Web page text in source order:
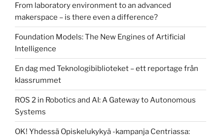
From laboratory environment to an advanced
makerspace – is there even a difference?
Foundation Models: The New Engines of Artificial
Intelligence
En dag med Teknologibiblioteket – ett reportage från
klassrummet
ROS 2 in Robotics and AI: A Gateway to Autonomous
Systems
OK! Yhdessä Opiskelukykyä -kampanja Centriassa: